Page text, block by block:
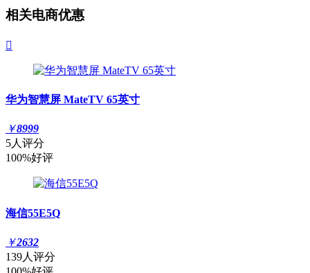
相关电商优惠

华为智慧屏 MateTV 65英寸
￥8999
5人评分
100%好评
海信55E5Q
￥2632
139人评分